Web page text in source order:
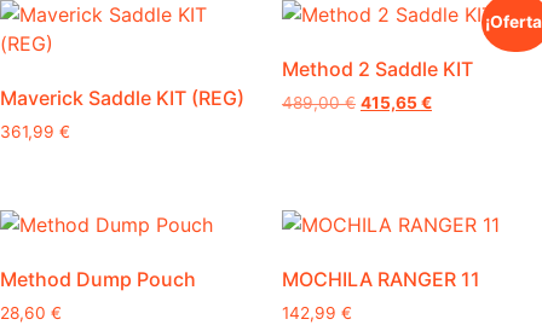
328,99 €
tiene
múltiples
Las
opciones
elegir
la
página
Maverick Saddle KIT (REG)
361,99 €
Method 2 Saddle KIT
489,00€ El
415,65€El
múltiples
Las
opciones
Method Dump Pouch
28,60 €
MOCHILA RANGER 11
142,99 €